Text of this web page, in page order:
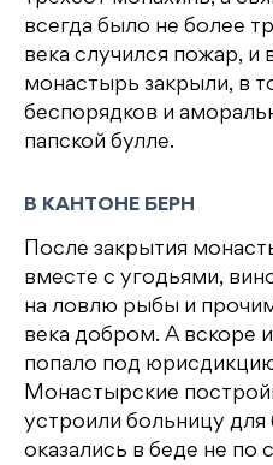
всегда было не более
века случился пожар, и
монастырь закрыли, в
беспорядков и
папской булле.
В КАНТОНЕ БЕРН
После закрытия
вместе с угодьями,
на ловлю рыбы и
века добром. А вскоре
попало под
Монастырские
устроили больницу
оказались в беде не по